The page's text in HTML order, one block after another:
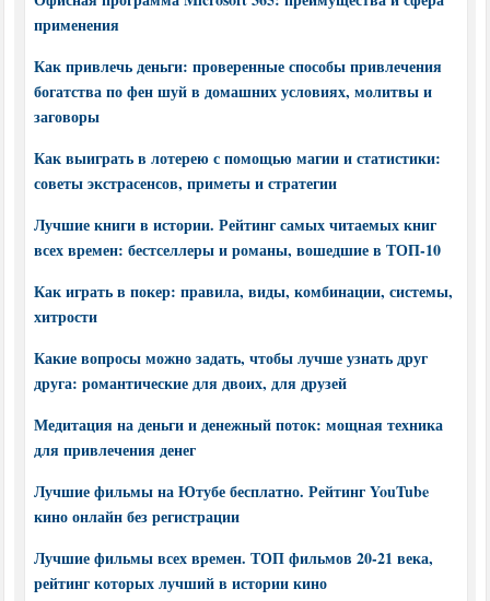
применения
Как привлечь деньги: проверенные способы привлечения
богатства по фен шуй в домашних условиях, молитвы и
заговоры
Как выиграть в лотерею с помощью магии и статистики:
советы экстрасенсов, приметы и стратегии
Лучшие книги в истории. Рейтинг самых читаемых книг
всех времен: бестселлеры и романы, вошедшие в ТОП-10
Как играть в покер: правила, виды, комбинации, системы,
хитрости
Какие вопросы можно задать, чтобы лучше узнать друг
друга: романтические для двоих, для друзей
Медитация на деньги и денежный поток: мощная техника
для привлечения денег
Лучшие фильмы на Ютубе бесплатно. Рейтинг YouTube
кино онлайн без регистрации
Лучшие фильмы всех времен. ТОП фильмов 20-21 века,
рейтинг которых лучший в истории кино